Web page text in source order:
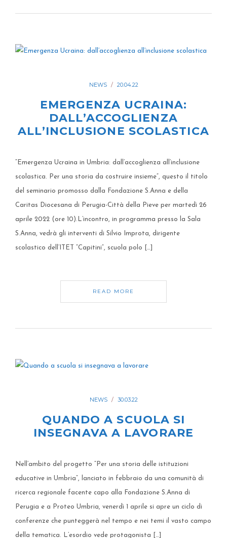
NEWS 20.04.22
EMERGENZA UCRAINA:
DALL’ACCOGLIENZA
ALL’INCLUSIONE SCOLASTICA
“Emergenza Ucraina in Umbria: dall’accoglienza all’inclusione
scolastica. Per una storia da costruire insieme“, questo il titolo
del seminario promosso dalla Fondazione S.Anna e della
Caritas Diocesana di Perugia-Città della Pieve per martedì 26
aprile 2022 (ore 10).L’incontro, in programma presso la Sala
S.Anna, vedrà gli interventi di Silvio Improta, dirigente
scolastico dell’ITET “Capitini”, scuola polo […]
READ MORE
NEWS 30.03.22
QUANDO A SCUOLA SI
INSEGNAVA A LAVORARE
Nell’ambito del progetto “Per una storia delle istituzioni
educative in Umbria”, lanciato in febbraio da una comunità di
ricerca regionale facente capo alla Fondazione S.Anna di
Perugia e a Proteo Umbria, venerdì 1 aprile si apre un ciclo di
conferenze che punteggerà nel tempo e nei temi il vasto campo
della tematica. L’esordio vede protagonista […]